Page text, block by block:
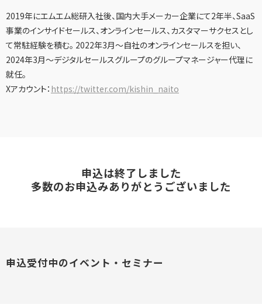
2019年にエムエム総研入社後、国内大手メーカー企業にて2年半、SaaS
事業のインサイドセールス、オンラインセールス、カスタマーサクセスとし
て常駐経験を積む。 2022年3月～自社のオンラインセールスを担い、
2024年3月～デジタルセールスグループのグループマネージャー代理に
就任。
Xアカウント： https://twitter.com/kishin_naito
申込は終了しました
多数のお申込みありがとうございました
申込受付中のイベント・セミナー